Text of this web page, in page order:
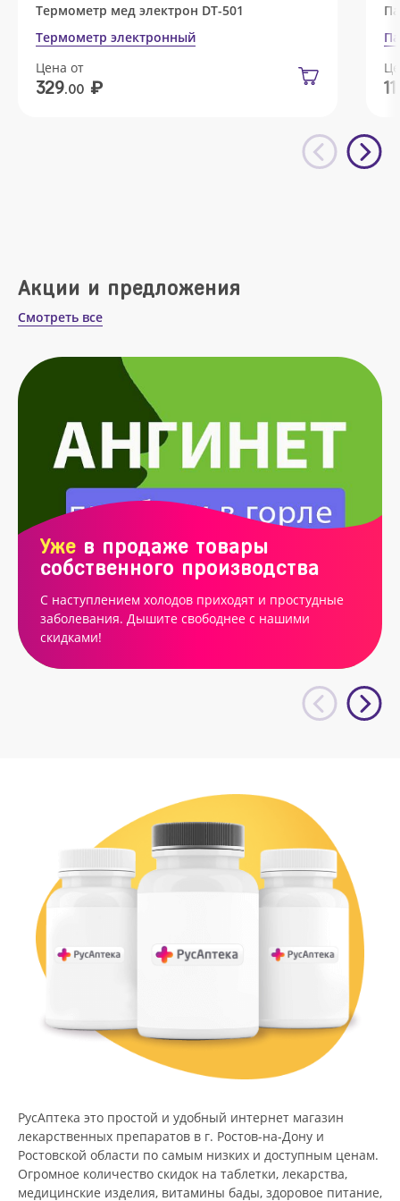
Термометр мед электрон DT-501
Термометр электронный
Цена от
329.00 ₽ 11
Акции и предложения
Смотреть все
Уже в продаже товары
собственного производства
С наступлением холодов приходят и простудные
заболевания. Дышите свободнее с нашими
скидками!
РусАптека это простой и удобный интернет магазин
лекарственных препаратов в г. Ростов-на-Дону и
Ростовской области по самым низких и доступным ценам.
Огромное количество скидок на таблетки, лекарства,
медицинские изделия, витамины бады, здоровое питание,